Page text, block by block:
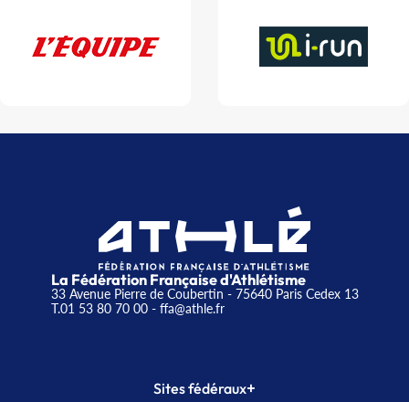
La Fédération Française d'Athlétisme
33 Avenue Pierre de Coubertin - 75640 Paris Cedex 13
T.01 53 80 70 00- ffa@athle.fr
Sites fédéraux+